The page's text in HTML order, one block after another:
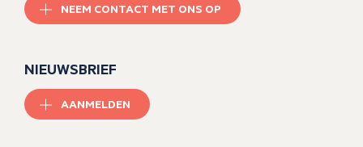
NEEM CONTACT MET ONS OP
NIEUWSBRIEF
AANMELDEN